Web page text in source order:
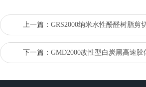
上一篇： GRS2000纳米水性酚醛树脂剪
下一篇： GMD2000改性型白炭黑高速胶